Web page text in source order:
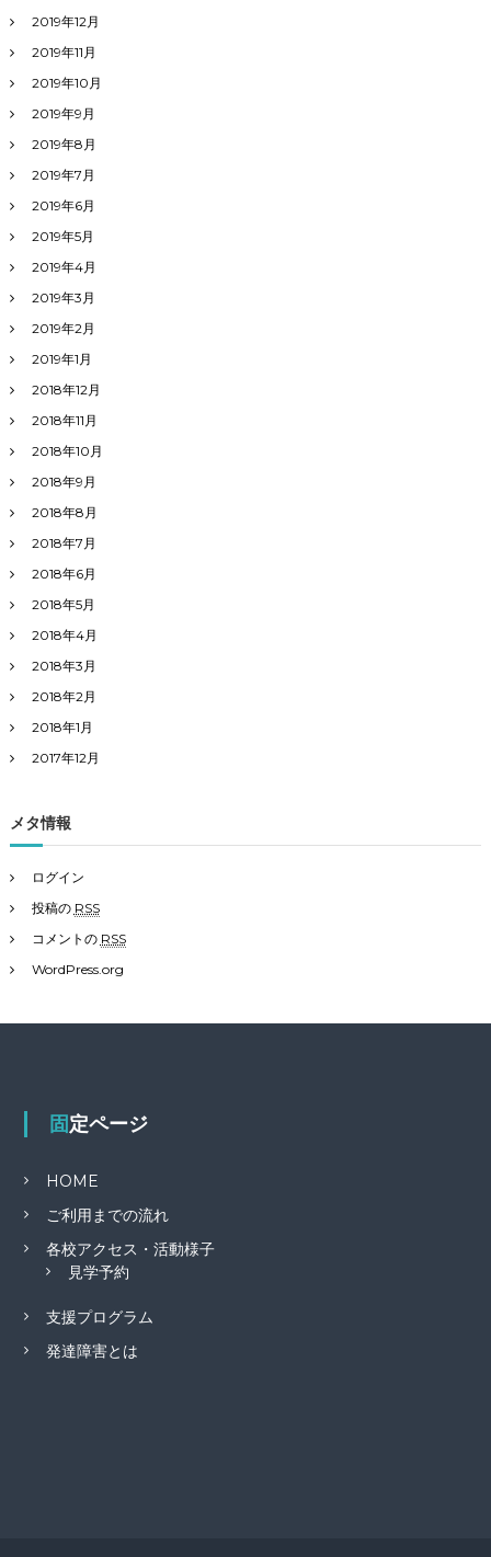
2019年12月
2019年11月
2019年10月
2019年9月
2019年8月
2019年7月
2019年6月
2019年5月
2019年4月
2019年3月
2019年2月
2019年1月
2018年12月
2018年11月
2018年10月
2018年9月
2018年8月
2018年7月
2018年6月
2018年5月
2018年4月
2018年3月
2018年2月
2018年1月
2017年12月
メタ情報
ログイン
投稿の RSS
コメントの RSS
WordPress.org
固定ページ
HOME
ご利用までの流れ
各校アクセス・活動様子
見学予約
支援プログラム
発達障害とは